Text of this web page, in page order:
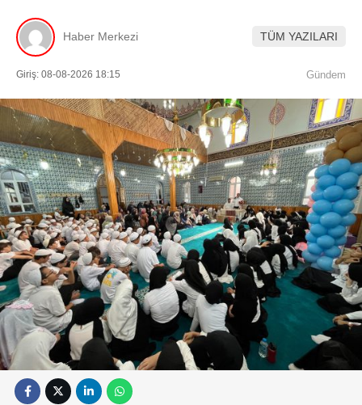
Haber Merkezi TÜM YAZILARI
Giriş: 08-08-2026 18:15 Gündem